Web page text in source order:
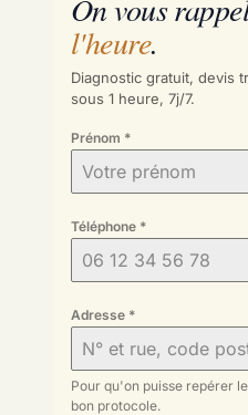
On vous
l'heure.
Diagnostic gratuit, devis
sous 1 heure, 7j/7.
Prénom *
Téléphone *
Adresse *
Pour qu'on puisse repérer
bon protocole.